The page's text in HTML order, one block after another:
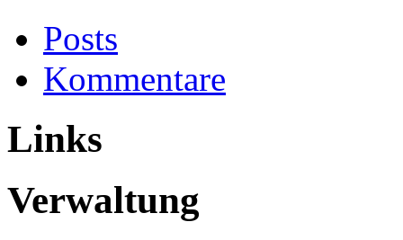
Posts
Kommentare
Links
Verwaltung